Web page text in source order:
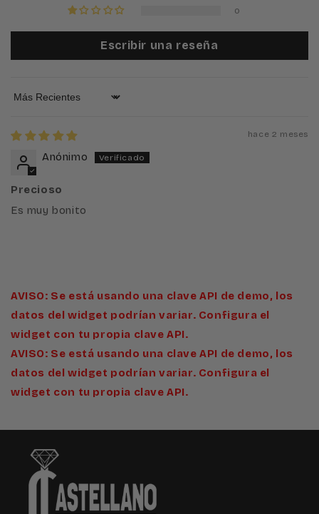
0
Escribir una reseña
Sort by
hace 2 meses
Anónimo
Precioso
Es muy bonito
AVISO: Se está usando una clave API de demo, los
datos del widget podrían variar. Configura el
widget con tu propia clave API.
AVISO: Se está usando una clave API de demo, los
datos del widget podrían variar. Configura el
widget con tu propia clave API.